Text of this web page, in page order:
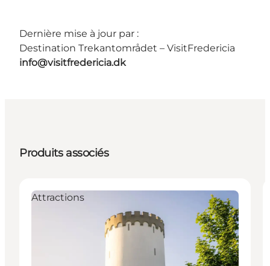
Dernière mise à jour par :
Destination Trekantområdet – VisitFredericia
info@visitfredericia.dk
Produits associés
Attractions